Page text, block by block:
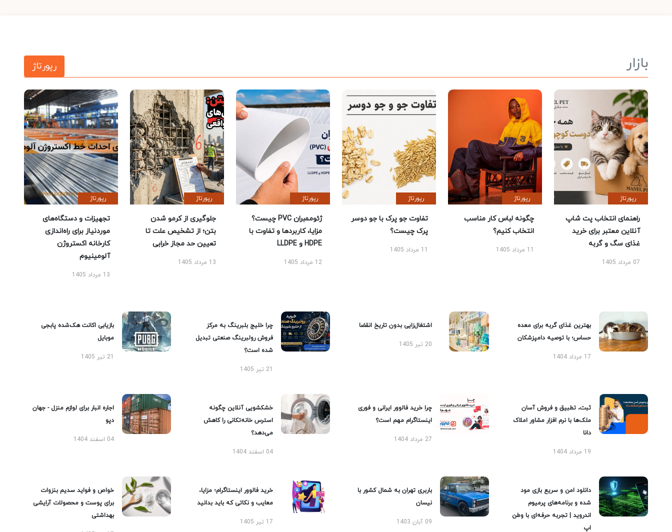
بازار رپورتاژ
رپورتاژ
راهنمای انتخاب پت شاپ
آنلاین معتبر برای خرید
غذای سگ و گربه
07 مرداد 1405
رپورتاژ
چگونه لباس کار مناسب
انتخاب کنیم؟
11 مرداد 1405
رپورتاژ
تفاوت جو پرک با جو دوسر
پرک چیست؟
11 مرداد 1405
رپورتاژ
ژئوممبران PVC چیست؟
مزایا، کاربردها و تفاوت با
HDPE و LLDPE
12 مرداد 1405
رپورتاژ
جلوگیری از کرمو شدن
بتن؛ از تشخیص علت تا
تعیین حد مجاز خرابی
13 مرداد 1405
رپورتاژ
تجهیزات و دستگاه‌های
موردنیاز برای راه‌اندازی
کارخانه اکستروژن
آلومینیوم
13 مرداد 1405
بهترین غذای گربه برای معده
حساس؛ با توصیه دامپزشکان
17 مرداد 1404
اشتغال‌زایی بدون تاریخ انقضا
20 تیر 1405
چرا خلیج بلبرینگ به مرکز
فروش رولبرینگ صنعتی تبدیل
شده است؟
21 تیر 1405
بازیابی اکانت هک‌شده پابجی
موبایل
21 تیر 1405
ثبت، تطبیق و فروش آسان
ملک‌ها با نرم افزار مشاور املاک
دانا
19 مرداد 1404
چرا خرید فالوور ایرانی و فوری
اینستاگرام مهم است؟
27 مرداد 1404
خشکشویی آنلاین چگونه
استرس خانه‌تکانی را کاهش
می‌دهد؟
04 اسفند 1404
اجاره انبار برای لوازم منزل - جهان
دپو
04 اسفند 1404
دانلود امن و سریع بازی مود
شده و برنامه‌های پرمیوم
اندروید | تجربه حرفه‌ای با وطن
اپ
باربری تهران به شمال کشور با
نیسان
09 آبان 1403
خرید فالوور اینستاگرام؛ مزایا،
معایب و نکاتی که باید بدانید
17 تیر 1405
خواص و فواید سدیم بنزوات
برای پوست و محصولات آرایشی
بهداشتی